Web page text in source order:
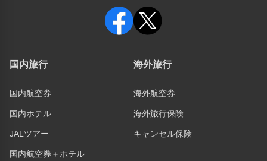
国内旅行
国内航空券
国内ホテル
JALツアー
国内航空券＋ホテル
海外旅行
海外航空券
海外旅行保険
キャンセル保険